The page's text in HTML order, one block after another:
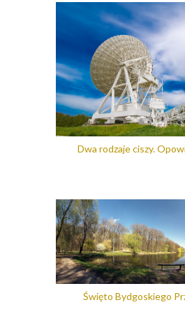
Dwa rodzaje ciszy.
Święto Bydgoskiego